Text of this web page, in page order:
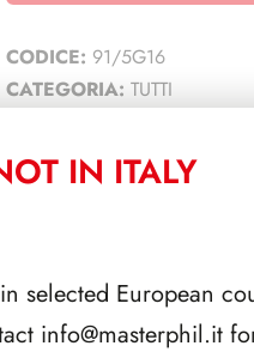
CODICE: 91/5G16
CATEGORIA: TUTTI
IN ITALY
selected European
info@masterphil.it